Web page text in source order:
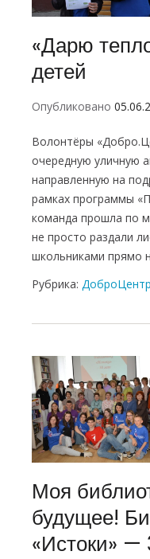
«Дарю
детей
Опубликовано
Волонтёры
очередную уличную
направленную на
рамках программы
команда прошла по
не просто раздали
школьниками прямо
Рубрика: ДоброЦентр
Моя
будущее!
«Истоки» —